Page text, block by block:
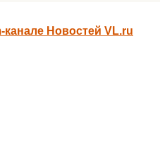
Новостей VL.ru